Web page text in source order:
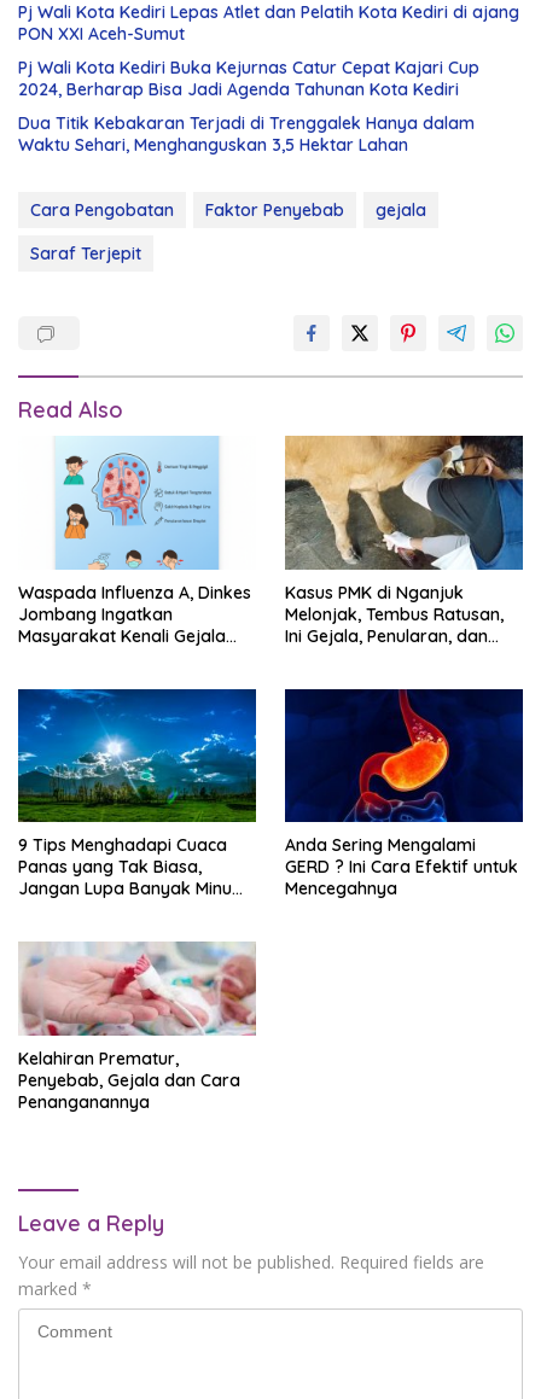
Pj Wali Kota Kediri Lepas Atlet dan Pelatih Kota Kediri di ajang
PON XXI Aceh-Sumut
Pj Wali Kota Kediri Buka Kejurnas Catur Cepat Kajari Cup
2024, Berharap Bisa Jadi Agenda Tahunan Kota Kediri
Dua Titik Kebakaran Terjadi di Trenggalek Hanya dalam
Waktu Sehari, Menghanguskan 3,5 Hektar Lahan
Cara Pengobatan Faktor Penyebab
gejala
Saraf Terjepit
Read Also
Waspada Influenza A, Dinkes
Jombang Ingatkan
Masyarakat Kenali Gejala
Kasus PMK di Nganjuk
Melonjak, Tembus Ratusan,
Ini Gejala, Penularan, dan
9 Tips Menghadapi Cuaca
Panas yang Tak Biasa,
Jangan Lupa Banyak Minum
Anda Sering Mengalami
GERD ? Ini Cara Efektif untuk
Mencegahnya
Kelahiran Prematur,
Penyebab, Gejala dan Cara
Penanganannya
Leave a Reply
Your email address will not be published. Required fields are
marked *